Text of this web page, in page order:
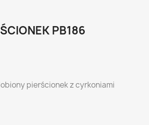
PB186
pierścionek z cyrkoniami